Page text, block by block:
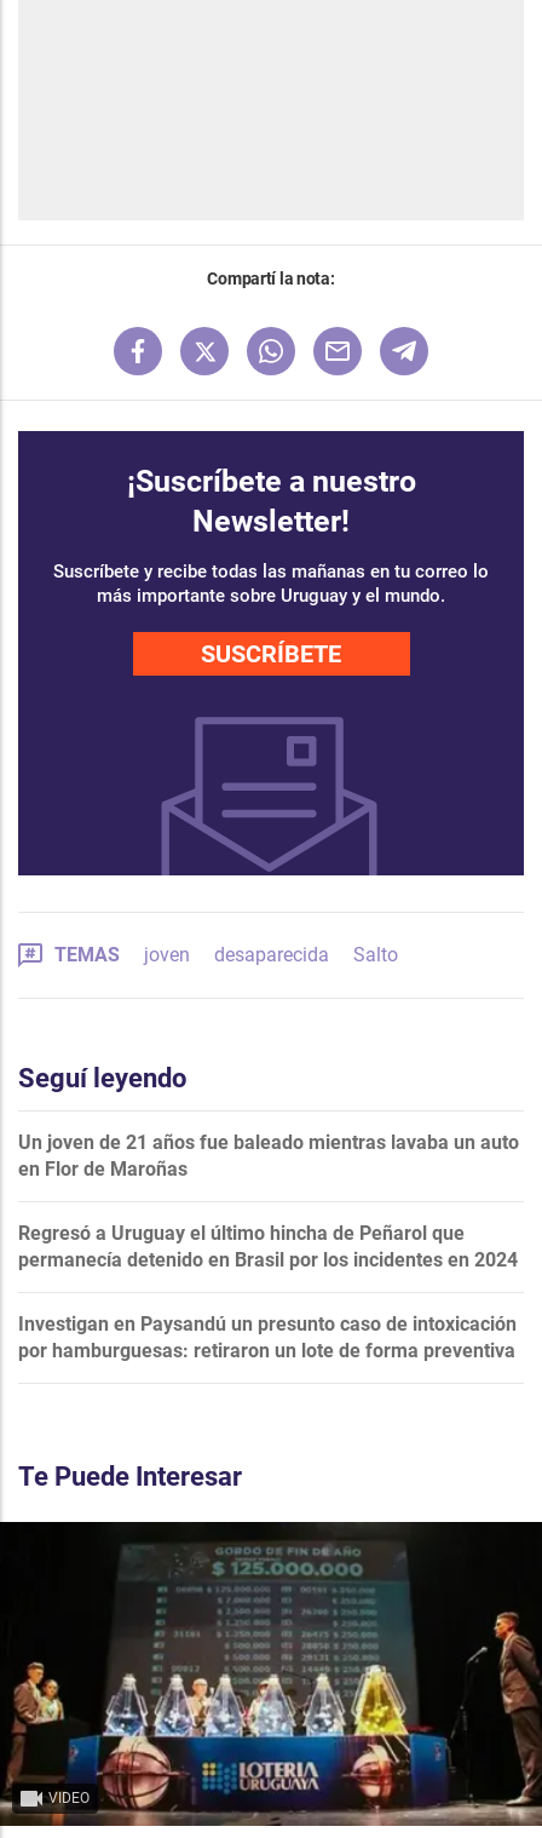
Compartí la nota:
¡Suscríbete a nuestro
Newsletter!
Suscríbete y recibe todas las mañanas en tu correo lo
más importante sobre Uruguay y el mundo.
SUSCRÍBETE
TEMAS joven desaparecida Salto
Seguí leyendo
Un joven de 21 años fue baleado mientras lavaba un auto
en Flor de Maroñas
Regresó a Uruguay el último hincha de Peñarol que
permanecía detenido en Brasil por los incidentes en 2024
Investigan en Paysandú un presunto caso de intoxicación
por hamburguesas: retiraron un lote de forma preventiva
Te Puede Interesar
VIDEO